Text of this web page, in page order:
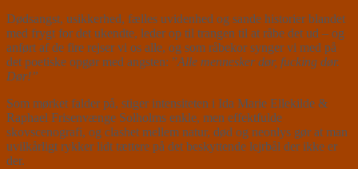
Dødsangst, usikkerhed, fælles uvidenhed og sande historier blandet
med frygt for det ukendte, leder op til trangen til at råbe det ud – og
anført af de fire rejser vi os alle, og som råbekor synger vi med på
det poetiske opgør med angsten: ”Alle mennesker dør, fucking dør.
Dør!”
Som mørket falder på, stiger intensiteten i Ida Marie Ellekilde &
Raphael Frisenvænge Solholms enkle, men effektfulde
skovscenografi, og clashet mellem natur, død og neonlys gør at man
uvilkårligt rykker lidt tættere på det beskyttende lejrbål der ikke er
der.